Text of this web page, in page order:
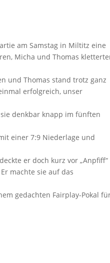
am Samstag in Miltitz eine
Micha und Thomas
und Thomas stand trotz ganz
erfolgreich, unser
denkbar knapp im fünften
einer 7:9 Niederlage und
er doch kurz vor „Anpfiff“
machte sie auf das
gedachten Fairplay-Pokal